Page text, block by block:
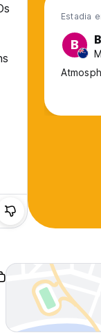
Estadia
B